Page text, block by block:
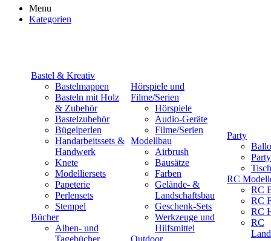
Menu
Kategorien
Bastel & Kreativ
Bastelmappen
Basteln mit Holz
& Zubehör
Bastelzubehör
Bügelperlen
Handarbeitssets &
Handwerk
Knete
Modelliersets
Papeterie
Perlensets
Stempel
Bücher
Alben- und
Tagebücher
Hörspiele und
Filme/Serien
Hörspiele
Audio-Geräte
Filme/Serien
Modellbau
Airbrush
Bausätze
Farben
Gelände- &
Landschaftsbau
Geschenk-Sets
Werkzeuge und
Hilfsmittel
Outdoor
Party
RC
RC
RC
RC
RC